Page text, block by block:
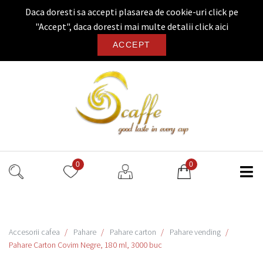
Daca doresti sa accepti plasarea de cookie-uri click pe
"Accept", daca doresti mai multe detaliiclick aici
ACCEPT
0 0
Accesorii cafea Pahare Pahare carton
Pahare vending
Pahare Carton Covim Negre, 180 ml, 3000 buc